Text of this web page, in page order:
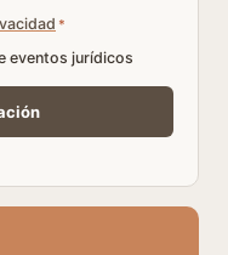
*
eventos jurídicos